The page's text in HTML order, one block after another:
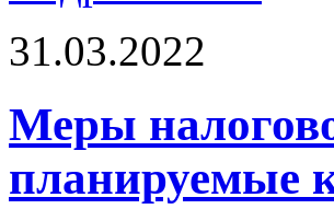
31.03.2022
Меры
планируемые